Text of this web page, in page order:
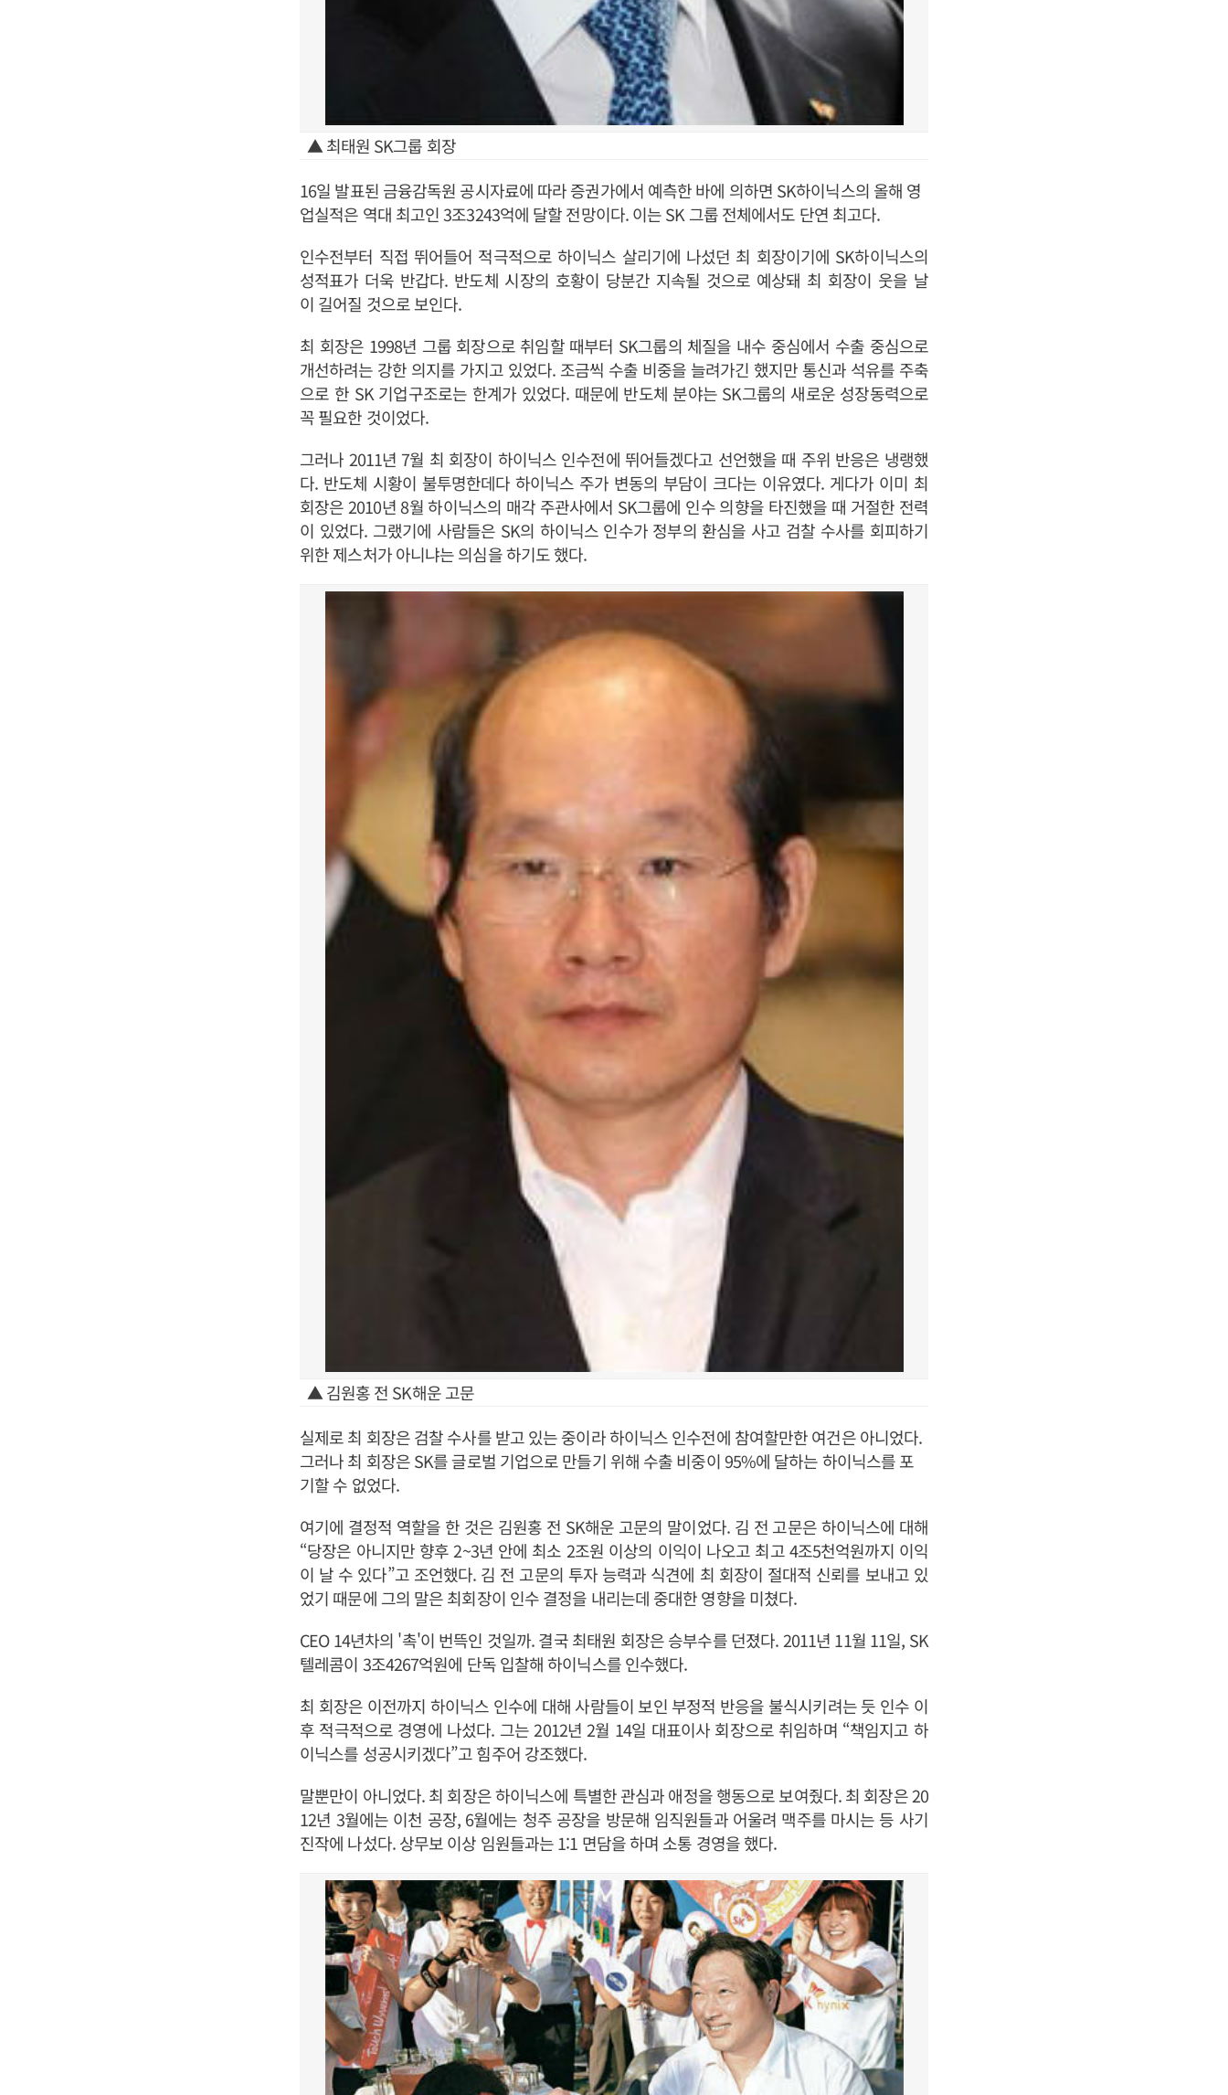
▲ 최태원 SK그룹 회장
16일 발표된 금융감독원 공시자료에 따라 증권가에서 예측한 바에 의하면 SK하이닉스의 올해 영
업실적은 역대 최고인 3조3243억에 달할 전망이다. 이는 SK 그룹 전체에서도 단연 최고다.
인수전부터 직접 뛰어들어 적극적으로 하이닉스 살리기에 나섰던 최 회장이기에 SK하이닉스의
성적표가 더욱 반갑다. 반도체 시장의 호황이 당분간 지속될 것으로 예상돼 최 회장이 웃을 날
이 길어질 것으로 보인다.
최 회장은 1998년 그룹 회장으로 취임할 때부터 SK그룹의 체질을 내수 중심에서 수출 중심으로
개선하려는 강한 의지를 가지고 있었다. 조금씩 수출 비중을 늘려가긴 했지만 통신과 석유를 주축
으로 한 SK 기업구조로는 한계가 있었다. 때문에 반도체 분야는 SK그룹의 새로운 성장동력으로
꼭 필요한 것이었다.
그러나 2011년 7월 최 회장이 하이닉스 인수전에 뛰어들겠다고 선언했을 때 주위 반응은 냉랭했
다. 반도체 시황이 불투명한데다 하이닉스 주가 변동의 부담이 크다는 이유였다. 게다가 이미 최
회장은 2010년 8월 하이닉스의 매각 주관사에서 SK그룹에 인수 의향을 타진했을 때 거절한 전력
이 있었다. 그랬기에 사람들은 SK의 하이닉스 인수가 정부의 환심을 사고 검찰 수사를 회피하기
위한 제스처가 아니냐는 의심을 하기도 했다.
▲ 김원홍 전 SK해운 고문
실제로 최 회장은 검찰 수사를 받고 있는 중이라 하이닉스 인수전에 참여할만한 여건은 아니었다.
그러나 최 회장은 SK를 글로벌 기업으로 만들기 위해 수출 비중이 95%에 달하는 하이닉스를 포
기할 수 없었다.
여기에 결정적 역할을 한 것은 김원홍 전 SK해운 고문의 말이었다. 김 전 고문은 하이닉스에 대해
“당장은 아니지만 향후 2~3년 안에 최소 2조원 이상의 이익이 나오고 최고 4조5천억원까지 이익
이 날 수 있다”고 조언했다. 김 전 고문의 투자 능력과 식견에 최 회장이 절대적 신뢰를 보내고 있
었기 때문에 그의 말은 최회장이 인수 결정을 내리는데 중대한 영향을 미쳤다.
CEO 14년차의 '촉'이 번뜩인 것일까. 결국 최태원 회장은 승부수를 던졌다. 2011년 11월 11일, SK
텔레콤이 3조4267억원에 단독 입찰해 하이닉스를 인수했다.
최 회장은 이전까지 하이닉스 인수에 대해 사람들이 보인 부정적 반응을 불식시키려는 듯 인수 이
후 적극적으로 경영에 나섰다. 그는 2012년 2월 14일 대표이사 회장으로 취임하며 “책임지고 하
이닉스를 성공시키겠다”고 힘주어 강조했다.
말뿐만이 아니었다. 최 회장은 하이닉스에 특별한 관심과 애정을 행동으로 보여줬다. 최 회장은 20
12년 3월에는 이천 공장, 6월에는 청주 공장을 방문해 임직원들과 어울려 맥주를 마시는 등 사기
진작에 나섰다. 상무보 이상 임원들과는 1:1 면담을 하며 소통 경영을 했다.